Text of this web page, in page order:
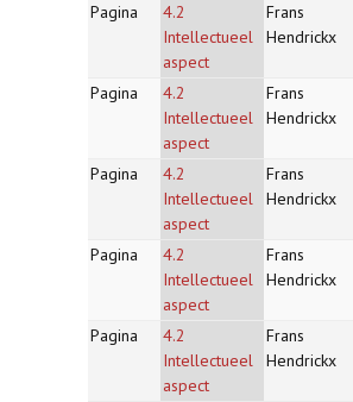
Pagina
4.2
Intellectueel
aspect
Frans
Hendrickx
Pagina
4.2
Intellectueel
aspect
Frans
Hendrickx
Pagina
4.2
Intellectueel
aspect
Frans
Hendrickx
Pagina
4.2
Intellectueel
aspect
Frans
Hendrickx
Pagina
4.2
Intellectueel
aspect
Frans
Hendrickx